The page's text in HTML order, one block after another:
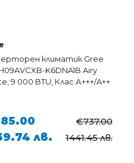
климатик Gree
K6DNA1B Airy
9 000 BTU, Клас А+++/A++
€737.00
лв. 1441.45 лв.